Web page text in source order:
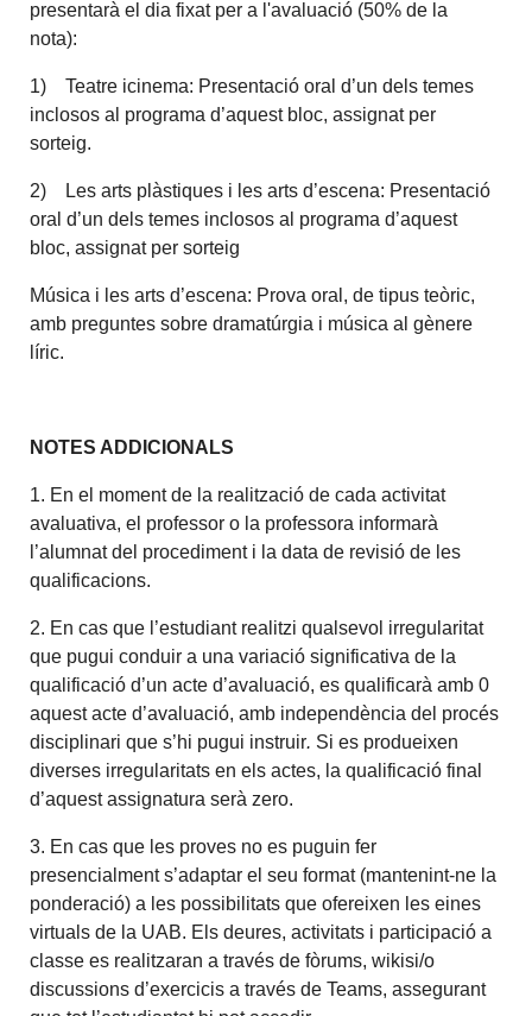
presentarà el dia fixat per a l'avaluació (50% de la
nota):
1) Teatre icinema: Presentació oral d’un dels temes
inclosos al programa d’aquest bloc, assignat per
sorteig.
2) Les arts plàstiques i les arts d’escena: Presentació
oral d’un dels temes inclosos al programa d’aquest
bloc, assignat per sorteig
Música i les arts d’escena: Prova oral, de tipus teòric,
amb preguntes sobre dramatúrgia i música al gènere
líric.
NOTES ADDICIONALS
1. En el moment de la realització de cada activitat
avaluativa, el professor o la professora informarà
l’alumnat del procediment i la data de revisió de les
qualificacions.
2. En cas que l’estudiant realitzi qualsevol irregularitat
que pugui conduir a una variació significativa de la
qualificació d’un acte d’avaluació, es qualificarà amb 0
aquest acte d’avaluació, amb independència del procés
disciplinari que s’hi pugui instruir. Si es produeixen
diverses irregularitats en els actes, la qualificació final
d’aquest assignatura serà zero.
3. En cas que les proves no es puguin fer
presencialment s’adaptar el seu format (mantenint-ne la
ponderació) a les possibilitats que ofereixen les eines
virtuals de la UAB. Els deures, activitats i participació a
classe es realitzaran a través de fòrums, wikisi/o
discussions d’exercicis a través de Teams, assegurant